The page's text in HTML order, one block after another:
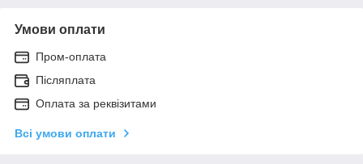
Умови оплати
Пром-оплата
Післяплата
Оплата за реквізитами
Всі умови оплати